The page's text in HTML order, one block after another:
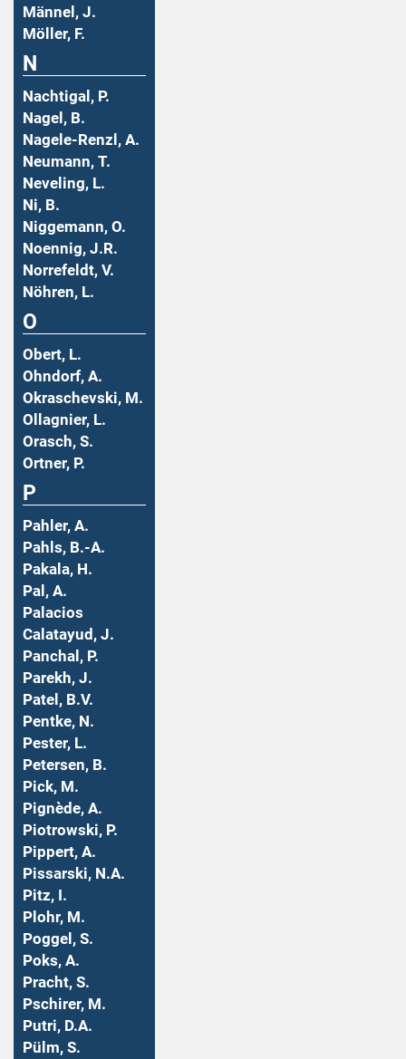
Männel, J.
Möller, F.
N
Nachtigal, P.
Nagel, B.
Nagele-Renzl, A.
Neumann, T.
Neveling, L.
Ni, B.
Niggemann, O.
Noennig, J.R.
Norrefeldt, V.
Nöhren, L.
O
Obert, L.
Ohndorf, A.
Okraschevski, M.
Ollagnier, L.
Orasch, S.
Ortner, P.
P
Pahler, A.
Pahls, B.-A.
Pakala, H.
Pal, A.
Palacios
Calatayud, J.
Panchal, P.
Parekh, J.
Patel, B.V.
Pentke, N.
Pester, L.
Petersen, B.
Pick, M.
Pignède, A.
Piotrowski, P.
Pippert, A.
Pissarski, N.A.
Pitz, I.
Plohr, M.
Poggel, S.
Poks, A.
Pracht, S.
Pschirer, M.
Putri, D.A.
Pülm, S.